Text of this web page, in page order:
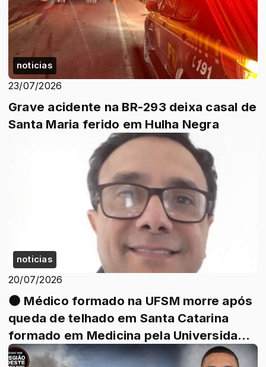
noticias
23/07/2026
Grave acidente na BR-293 deixa casal de
Santa Maria ferido em Hulha Negra
noticias
20/07/2026
⚫ Médico formado na UFSM morre após
queda de telhado em Santa Catarina
formado em Medicina pela Universidade
Federal ...